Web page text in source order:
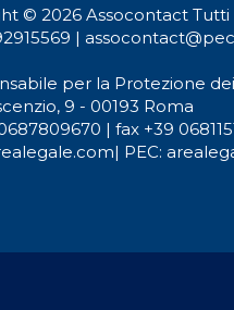
© 2026 Assocontact Tutti
|
per la Protezione
9 - 00193 Roma
| fax +39
| PEC: